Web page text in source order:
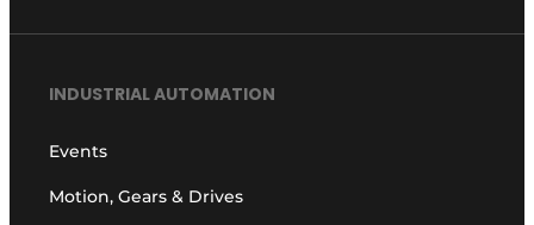
INDUSTRIAL AUTOMATION
Events
Motion, Gears & Drives